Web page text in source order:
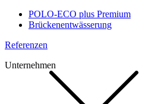
POLO-ECO plus Premium
Brückenentwässerung
Referenzen
Unternehmen